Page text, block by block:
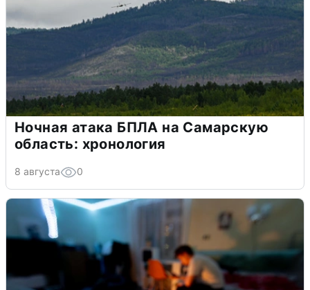
Ночная атака БПЛА на Самарскую
область: хронология
8 августа 0